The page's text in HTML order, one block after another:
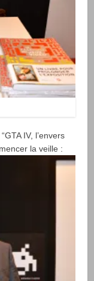
IV, l’envers
la veille :